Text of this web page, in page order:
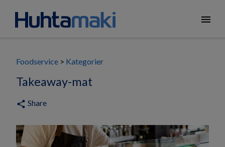
menu
Foodservice Kategorier
Takeaway-mat
share Share